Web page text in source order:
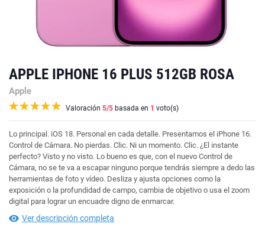
APPLE IPHONE 16 PLUS 512GB ROSA
Apple
Valoración 5/5 basada en 1 voto(s)
Lo principal. iOS 18. Personal en cada detalle. Presentamos el iPhone 16.
Control de Cámara. No pierdas. Clic. Ni un momento. Clic. ¿El instante
perfecto? Visto y no visto. Lo bueno es que, con el nuevo Control de
Cámara, no se te va a escapar ninguno porque tendrás siempre a dedo las
herramientas de foto y vídeo. Desliza y ajusta opciones como la
exposición o la profundidad de campo, cambia de objetivo o usa el zoom
digital para lograr un encuadre digno de enmarcar.
Ver descripción completa